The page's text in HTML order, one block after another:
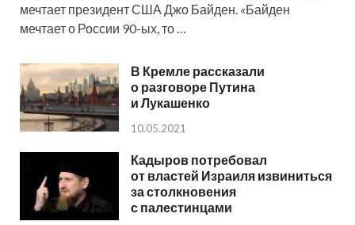
мечтает президент США Джо Байден. «Байден
мечтает о России 90-ых, то …
В Кремле рассказали
о разговоре Путина
и Лукашенко
10.05.2021
Кадыров потребовал
от властей Израиля извиниться
за столкновения
с палестинцами